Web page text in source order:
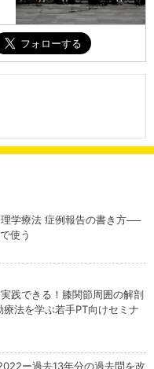
理学療法 症例報告の書き方──
使う
践できる！膝関節周囲の解剖
法を学ぶ若手PT向けセミナ
ー過去13年分の過去問を改